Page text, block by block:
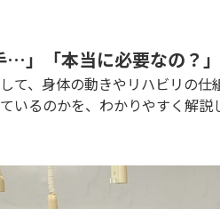
…」「本当に必要なの？」
て、身体の動きやリハビリの
いるのかを、わかりやすく解説